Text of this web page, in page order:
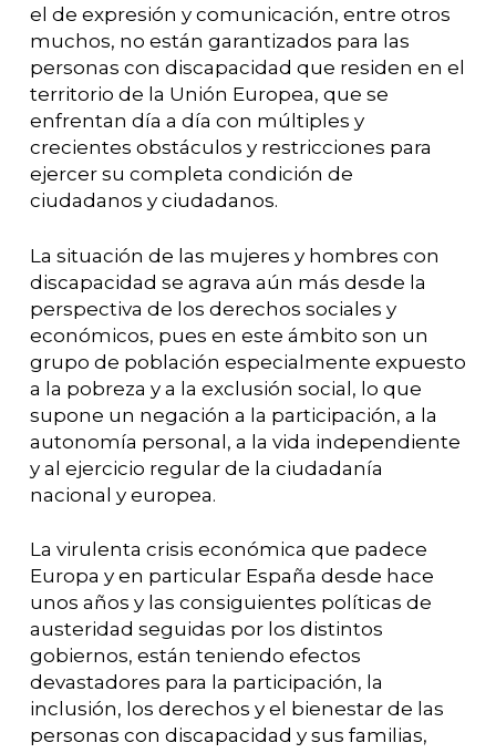
el de expresión y comunicación, entre otros
muchos, no están garantizados para las
personas con discapacidad que residen en el
territorio de la Unión Europea, que se
enfrentan día a día con múltiples y
crecientes obstáculos y restricciones para
ejercer su completa condición de
ciudadanos y ciudadanos.
La situación de las mujeres y hombres con
discapacidad se agrava aún más desde la
perspectiva de los derechos sociales y
económicos, pues en este ámbito son un
grupo de población especialmente expuesto
a la pobreza y a la exclusión social, lo que
supone un negación a la participación, a la
autonomía personal, a la vida independiente
y al ejercicio regular de la ciudadanía
nacional y europea.
La virulenta crisis económica que padece
Europa y en particular España desde hace
unos años y las consiguientes políticas de
austeridad seguidas por los distintos
gobiernos, están teniendo efectos
devastadores para la participación, la
inclusión, los derechos y el bienestar de las
personas con discapacidad y sus familias,